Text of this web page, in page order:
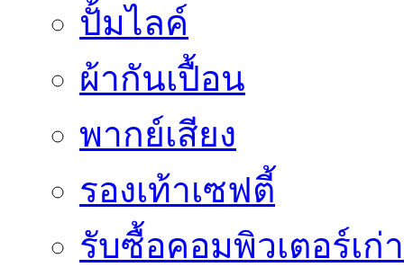
ปั้มไลค์
ผ้ากันเปื้อน
พากย์เสียง
รองเท้าเซฟตี้
รับซื้อคอมพิวเตอร์เก่า